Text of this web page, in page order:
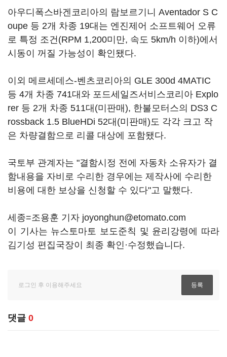
아우디폭스바겐코리아의 람보르기니 Aventador S C
oupe 등 2개 차종 19대는 엔진제어 소프트웨어 오류
로 특정 조건(RPM 1,200미만, 속도 5km/h 이하)에서
시동이 꺼질 가능성이 확인됐다.
이외 메르세데스-벤츠코리아의 GLE 300d 4MATIC
등 4개 차종 741대와 포드세일즈서비스코리아 Explo
rer 등 2개 차종 511대(미판매), 한불모터스의 DS3 C
rossback 1.5 BlueHDi 52대(미판매)도 각각 크고 작
은 차량결함으로 리콜 대상에 포함됐다.
국토부 관계자는 "결함시정 전에 자동차 소유자가 결
함내용을 자비로 수리한 경우에는 제작사에 수리한
비용에 대한 보상을 신청할 수 있다"고 말했다.
세종=조용훈 기자 joyonghun@etomato.com
이 기사는 뉴스토마토 보도준칙 및 윤리강령에 따라
김기성 편집국장이 최종 확인·수정했습니다.
댓글 0